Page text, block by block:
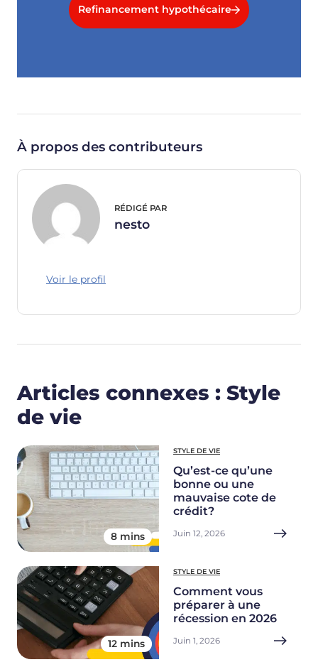
Refinancement hypothécaire
À propos des contributeurs
RÉDIGÉ PAR
nesto
Voir le profil
Articles connexes : Style
de vie
8 mins
STYLE DE VIE
Qu’est-ce qu’une
bonne ou une
mauvaise cote de
crédit?
Juin 12, 2026
12 mins
STYLE DE VIE
Comment vous
préparer à une
récession en 2026
Juin 1, 2026